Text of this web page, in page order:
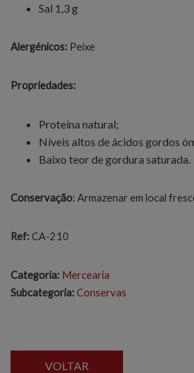
Sal 1,3 g
Alergénicos: Peixe
Propriedades:
Proteína natural;
Níveis altos de ácidos gordos
Baixo teor de gordura saturada.
Conservação: Armazenar em local
Ref:CA-210
Categoria: Mercearia
Subcategoria:Conservas
VOLTAR